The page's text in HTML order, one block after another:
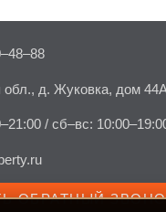
обл., д. Жуковка, дом
/ сб–вс:
ОБРАТНЫЙ